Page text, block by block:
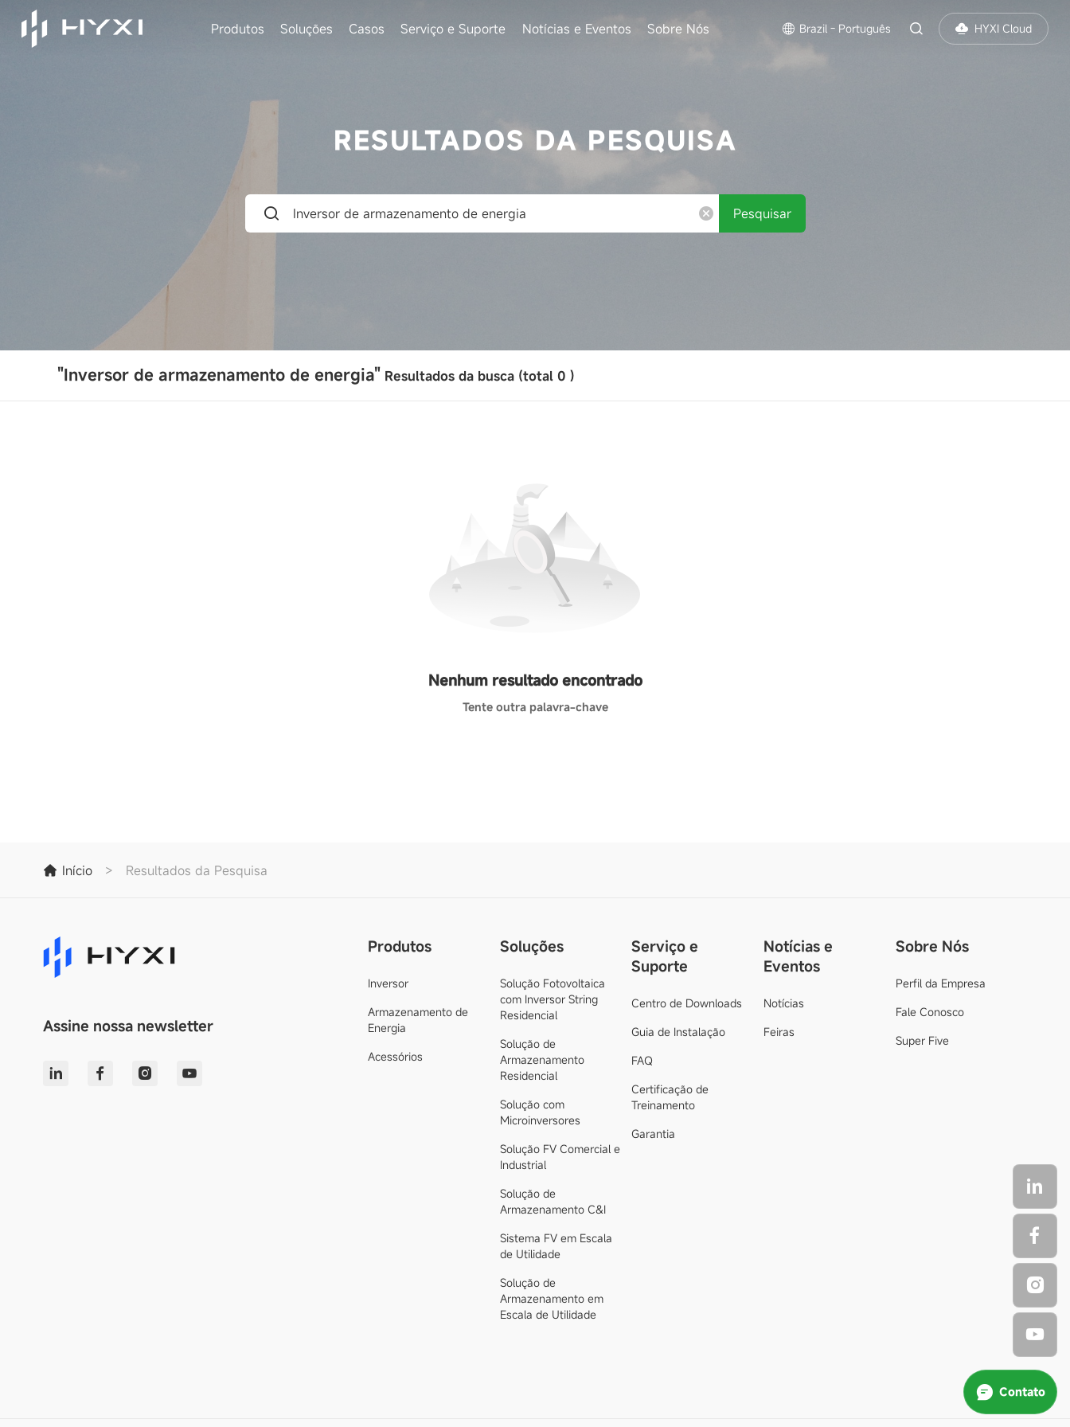
Produtos Soluções Casos Serviço e Suporte Notícias e Eventos Sobre Nós Brazil - Português HYXI Cloud
RESULTADOS DA PESQUISA
Pesquisar
"Inversor de armazenamento de energia" Resultados da busca (total 0 )
Nenhum resultado encontrado
Tente outra palavra-chave
Início > Resultados da Pesquisa
Assine nossa newsletter
Produtos
Inversor
Armazenamento de
Energia
Acessórios
Soluções
Solução Fotovoltaica
com Inversor String
Residencial
Solução de
Armazenamento
Residencial
Solução com
Microinversores
Solução FV Comercial e
Industrial
Solução de
Armazenamento C&I
Sistema FV em Escala
de Utilidade
Solução de
Armazenamento em
Escala de Utilidade
Serviço e
Suporte
Centro de Downloads
Guia de Instalação
FAQ
Certificação de
Treinamento
Garantia
Notícias e
Eventos
Notícias
Feiras
Sobre Nós
Perfil da Empresa
Fale Conosco
Super Five
Contato